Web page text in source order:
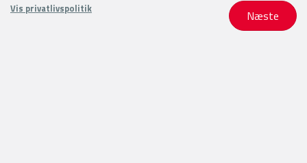
Vis privatlivspolitik